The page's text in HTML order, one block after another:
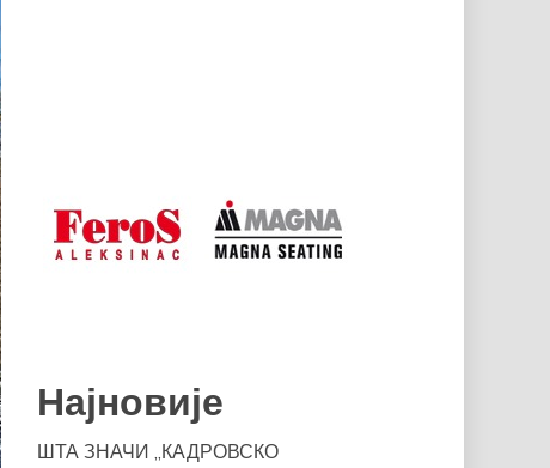
Најновије
ШТА ЗНАЧИ „КАДРОВСКО